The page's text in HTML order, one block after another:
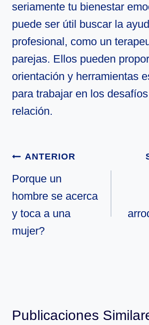
seriamente tu bienestar
puede ser útil buscar la
profesional, como un
parejas. Ellos pueden
orientación y herramientas
para trabajar en los
relación.
Navegación
de
entradas
ANTERIOR
Porque un
hombre se acerca
y toca a una
mujer?
Publicaciones